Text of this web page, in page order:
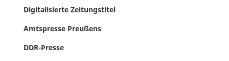
Digitalisierte Zeitungstitel
Amtspresse Preußens
DDR-Presse